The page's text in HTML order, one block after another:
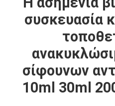
ΠΡΟΪΌΝΤΑ
ΠΕΡΊΠΟΥ
ΕΜΕΊΣ
συσκευασία
σίφουνων
10ml 30ml